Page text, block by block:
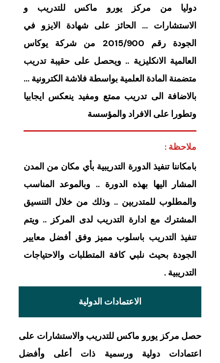
دوليا من مركز يورو ماكس للتدريب و
الاستشارات … الحائز على شهادة الايزو في
الجودة رقم 2015/900 من شركة يوكاس
العالمية الانكليزية .. ويحصل على حقيبة تدريب
متضمنة المادة العلمية بواسطة فلاشة الكترونية …
بالاضافة الى تدريب ممتع ومفيد ينعكس ايجابيا
وتطورا على الافراد والمؤسسة
ملاحظة :
بامكاننا تنفيذ الدورة التدريبية بأي مكان من المدن
المشار اليها بهذه الدورة .. وبالموعد المناسب
والمطلوب للمتدربين .. وذلك من خلال التنسيق
المشترك مع ادارة التدريب لدى المركز .. ويتم
تنفيذ التدريب باسلوب مميز وفق أفضل معايير
الجودة بحيث نلبي كافة المتطلبات والاحتياجات
التدريبية .
الاعتمادات الدولية
حصل مركز يورو ماكس للتدريب والاستشارات على
اعتمادات دولية ورسمية ذات أعلى وأفضل